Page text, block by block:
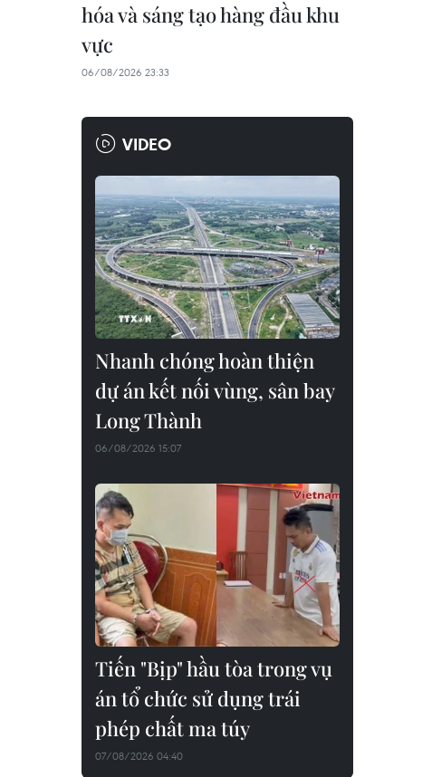
hóa và sáng tạo hàng đầu khu
vực
06/08/2026 23:33
VIDEO
Nhanh chóng hoàn thiện
dự án kết nối vùng, sân bay
Long Thành
06/08/2026 15:07
Tiến "Bịp" hầu tòa trong vụ
án tổ chức sử dụng trái
phép chất ma túy
07/08/2026 04:40